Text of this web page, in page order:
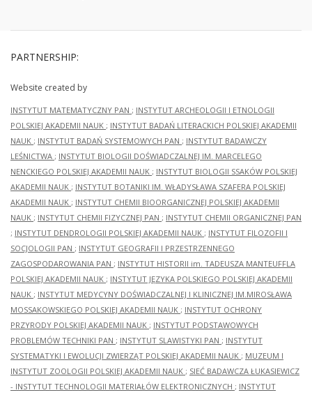
PARTNERSHIP:
Website created by
INSTYTUT MATEMATYCZNY PAN ; INSTYTUT ARCHEOLOGII I ETNOLOGII
POLSKIEJ AKADEMII NAUK ; INSTYTUT BADAŃ LITERACKICH POLSKIEJ AKADEMII
NAUK ; INSTYTUT BADAŃ SYSTEMOWYCH PAN ; INSTYTUT BADAWCZY
LEŚNICTWA ; INSTYTUT BIOLOGII DOŚWIADCZALNEJ IM. MARCELEGO
NENCKIEGO POLSKIEJ AKADEMII NAUK ; INSTYTUT BIOLOGII SSAKÓW POLSKIEJ
AKADEMII NAUK ; INSTYTUT BOTANIKI IM. WŁADYSŁAWA SZAFERA POLSKIEJ
AKADEMII NAUK ; INSTYTUT CHEMII BIOORGANICZNEJ POLSKIEJ AKADEMII
NAUK ; INSTYTUT CHEMII FIZYCZNEJ PAN ; INSTYTUT CHEMII ORGANICZNEJ PAN
; INSTYTUT DENDROLOGII POLSKIEJ AKADEMII NAUK ; INSTYTUT FILOZOFII I
SOCJOLOGII PAN ; INSTYTUT GEOGRAFII I PRZESTRZENNEGO
ZAGOSPODAROWANIA PAN ; INSTYTUT HISTORII im. TADEUSZA MANTEUFFLA
POLSKIEJ AKADEMII NAUK ; INSTYTUT JĘZYKA POLSKIEGO POLSKIEJ AKADEMII
NAUK ; INSTYTUT MEDYCYNY DOŚWIADCZALNEJ I KLINICZNEJ IM.MIROSŁAWA
MOSSAKOWSKIEGO POLSKIEJ AKADEMII NAUK ; INSTYTUT OCHRONY
PRZYRODY POLSKIEJ AKADEMII NAUK ; INSTYTUT PODSTAWOWYCH
PROBLEMÓW TECHNIKI PAN ; INSTYTUT SLAWISTYKI PAN ; INSTYTUT
SYSTEMATYKI I EWOLUCJI ZWIERZĄT POLSKIEJ AKADEMII NAUK ; MUZEUM I
INSTYTUT ZOOLOGII POLSKIEJ AKADEMII NAUK ; SIEĆ BADAWCZA ŁUKASIEWICZ
- INSTYTUT TECHNOLOGII MATERIAŁÓW ELEKTRONICZNYCH ; INSTYTUT